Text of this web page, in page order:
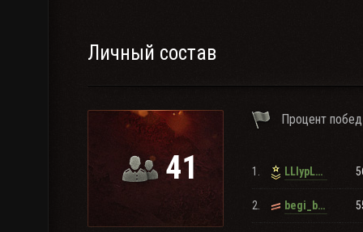
В жизни всегда есть две дороги: одна — первая, а
Если тебе где-то не рады в рваных носках, то и в
Если закрыть глаза, становится темно.
Личный состав
41
Процент побед
1. LLlypLLlyH4eK
2. begi_begi02